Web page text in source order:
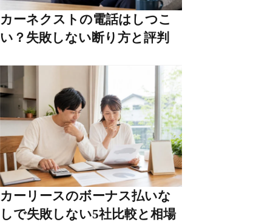
カーネクストの電話はしつこ
い？失敗しない断り方と評判
カーリースのボーナス払いな
しで失敗しない5社比較と相場